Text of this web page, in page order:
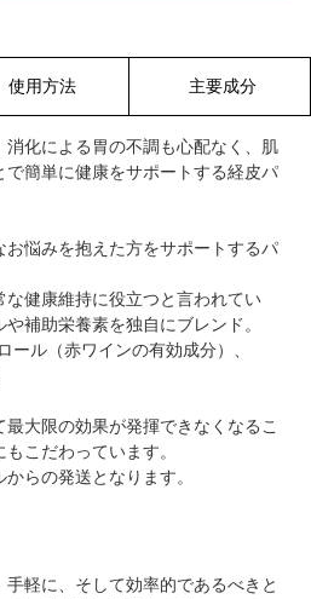
使用方法 主要成分
化による胃の不調も心配なく、肌
簡単に健康をサポートする経皮パ
悩みを抱えた方をサポートするパ
健康維持に役立つと言われてい
補助栄養素を独自にブレンド。
ール（赤ワインの有効成分）、
大限の効果が発揮できなくなるこ
こだわっています。
らの発送となります。
軽に、そして効率的であるべきと